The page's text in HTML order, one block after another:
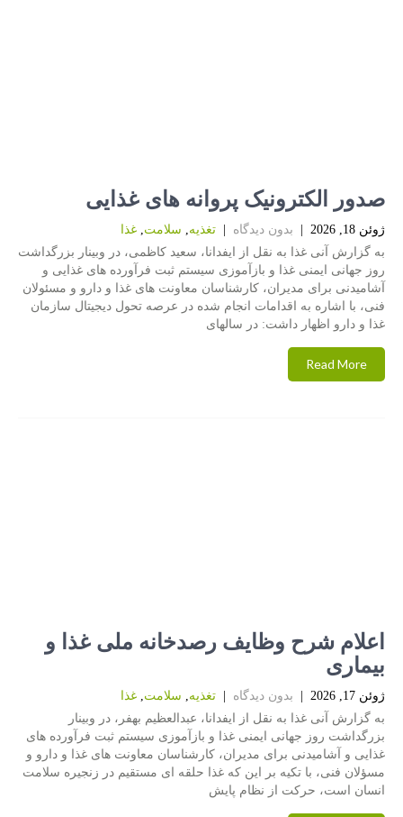
صدور الکترونیک پروانه های غذایی
ژوئن 18, 2026 | بدون دیدگاه تغذیه, سلامت, غذا
به گزارش آنی غذا به نقل از ایفدانا، سعید کاظمی، در وبینار بزرگداشت
روز جهانی ایمنی غذا و بازآموزی سیستم ثبت فرآورده های غذایی و
آشامیدنی برای مدیران، کارشناسان معاونت های غذا و دارو و مسئولان
فنی، با اشاره به اقدامات انجام شده در عرصه تحول دیجیتال سازمان
غذا و دارو اظهار داشت: در سالهای
Read More
اعلام شرح وظایف رصدخانه ملی غذا و
بیماری
ژوئن 17, 2026 | بدون دیدگاه تغذیه, سلامت, غذا
به گزارش آنی غذا به نقل از ایفدانا، عبدالعظیم بهفر، در وبینار
بزرگداشت روز جهانی ایمنی غذا و بازآموزی سیستم ثبت فرآورده های
غذایی و آشامیدنی برای مدیران، کارشناسان معاونت های غذا و دارو و
مسؤلان فنی، با تکیه بر این که غذا حلقه ای مستقیم در زنجیره سلامت
انسان است، حرکت از نظام پایش